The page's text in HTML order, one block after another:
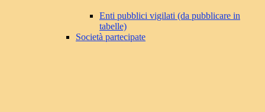
Enti pubblici vigilati (da pubblicare in
tabelle)
Società partecipate